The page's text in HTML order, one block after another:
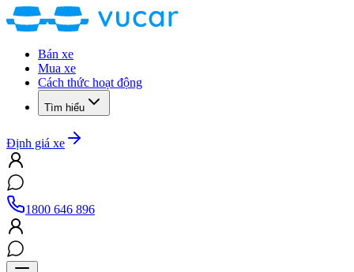
Bán xe
Mua xe
Cách thức hoạt động
Tìm hiểu
Định giá xe
1800 646 896